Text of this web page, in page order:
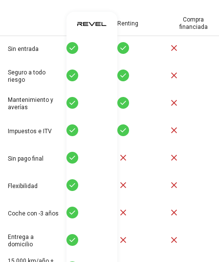
Renting
Compra
financiada
Sin entrada Sí Sí
Seguro a todo
riesgo
Sí Sí
Mantenimiento y
averías
Sí Sí
Impuestos e ITV Sí Sí
Sin pago final Sí
Flexibilidad Sí
Coche con -3 años Sí
Entrega a
domicilio
Sí